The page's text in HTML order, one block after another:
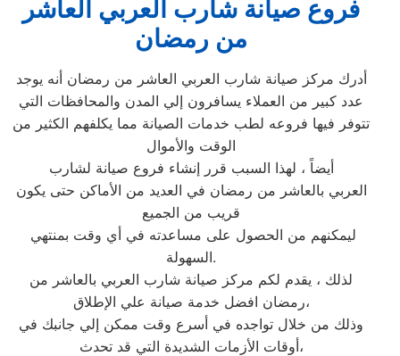
فروع صيانة شارب العربي العاشر
من رمضان
أدرك مركز صيانة شارب العربي العاشر من رمضان أنه يوجد
عدد كبير من العملاء يسافرون إلي المدن والمحافظات التي
تتوفر فيها فروعه لطب خدمات الصيانة مما يكلفهم الكثير من
الوقت والأموال
أيضاً ، لهذا السبب قرر إنشاء فروع صيانة لشارب
العربي بالعاشر من رمضان في العديد من الأماكن حتى يكون
قريب من الجميع
السهولة.
لذلك ، يقدم لكم مركز صيانة شارب العربي بالعاشر من
رمضان افضل خدمة صيانة علي الإطلاق،
وذلك من خلال تواجده في أسرع وقت ممكن إلي جانبك في
أوقات الأزمات الشديدة التي قد تحدث،